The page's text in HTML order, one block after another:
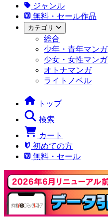
ジャンル
無料・セール作品
カテゴリ
総合
少年・青年マンガ
少女・女性マンガ
オトナマンガ
ライトノベル
トップ
検索
カート
初めての方
無料・セール